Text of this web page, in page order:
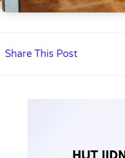
Share This Post